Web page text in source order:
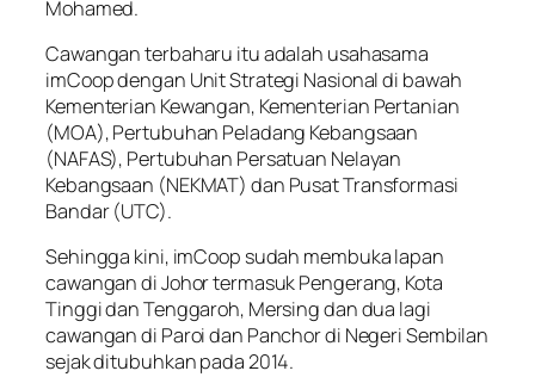
Mohamed.
Cawangan terbaharu itu adalah usahasama
imCoop dengan Unit Strategi Nasional di bawah
Kementerian Kewangan, Kementerian Pertanian
(MOA), Pertubuhan Peladang Kebangsaan
(NAFAS), Pertubuhan Persatuan Nelayan
Kebangsaan (NEKMAT) dan Pusat Transformasi
Bandar (UTC).
Sehingga kini, imCoop sudah membuka lapan
cawangan di Johor termasuk Pengerang, Kota
Tinggi dan Tenggaroh, Mersing dan dua lagi
cawangan di Paroi dan Panchor di Negeri Sembilan
sejak ditubuhkan pada 2014.